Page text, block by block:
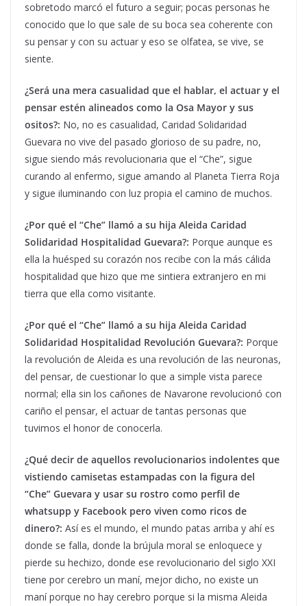
sobretodo marcó el futuro a seguir; pocas personas he
conocido que lo que sale de su boca sea coherente con
su pensar y con su actuar y eso se olfatea, se vive, se
siente.
¿Será una mera casualidad que el hablar, el actuar y el
pensar estén alineados como la Osa Mayor y sus
ositos?: No, no es casualidad, Caridad Solidaridad
Guevara no vive del pasado glorioso de su padre, no,
sigue siendo más revolucionaria que el “Che”, sigue
curando al enfermo, sigue amando al Planeta Tierra Roja
y sigue iluminando con luz propia el camino de muchos.
¿Por qué el “Che” llamó a su hija Aleida Caridad
Solidaridad Hospitalidad Guevara?: Porque aunque es
ella la huésped su corazón nos recibe con la más cálida
hospitalidad que hizo que me sintiera extranjero en mi
tierra que ella como visitante.
¿Por qué el “Che” llamó a su hija Aleida Caridad
Solidaridad Hospitalidad Revolución Guevara?: Porque
la revolución de Aleida es una revolución de las neuronas,
del pensar, de cuestionar lo que a simple vista parece
normal; ella sin los cañones de Navarone revolucionó con
cariño el pensar, el actuar de tantas personas que
tuvimos el honor de conocerla.
¿Qué decir de aquellos revolucionarios indolentes que
vistiendo camisetas estampadas con la figura del
“Che” Guevara y usar su rostro como perfil de
whatsupp y Facebook pero viven como ricos de
dinero?: Así es el mundo, el mundo patas arriba y ahí es
donde se falla, donde la brújula moral se enloquece y
pierde su hechizo, donde ese revolucionario del siglo XXI
tiene por cerebro un maní, mejor dicho, no existe un
maní porque no hay cerebro porque si la misma Aleida